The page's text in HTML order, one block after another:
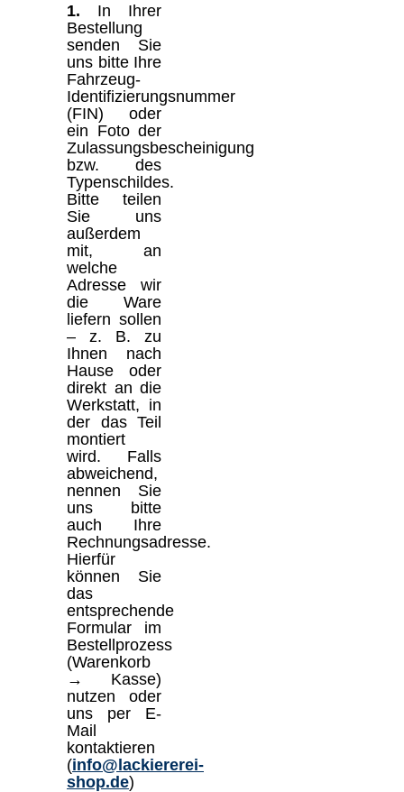
1. In Ihrer
Bestellung
senden Sie
uns bitte Ihre
Fahrzeug-
Identifizierungsnummer
(FIN) oder
ein Foto der
Zulassungsbescheinigung
bzw. des
Typenschildes.
Bitte teilen
Sie uns
außerdem
mit, an
welche
Adresse wir
die Ware
liefern sollen
– z. B. zu
Ihnen nach
Hause oder
direkt an die
Werkstatt, in
der das Teil
montiert
wird. Falls
abweichend,
nennen Sie
uns bitte
auch Ihre
Rechnungsadresse.
Hierfür
können Sie
das
entsprechende
Formular im
Bestellprozess
(Warenkorb
→ Kasse)
nutzen oder
uns per E-
Mail
kontaktieren
(info@lackiererei-
shop.de)